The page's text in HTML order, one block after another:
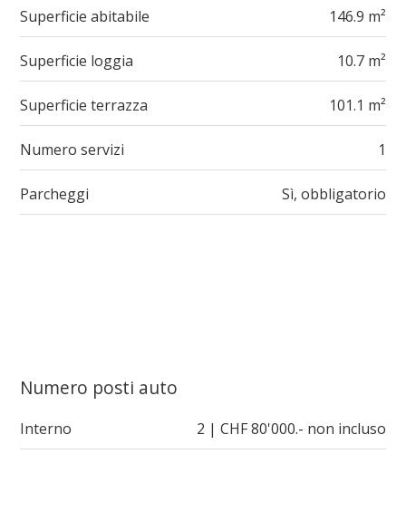
Superficie abitabile 146.9 m²
Superficie loggia 10.7 m²
Superficie terrazza 101.1 m²
Numero servizi 1
Parcheggi Sì, obbligatorio
Numero posti auto
Interno 2 | CHF 80'000.- non incluso